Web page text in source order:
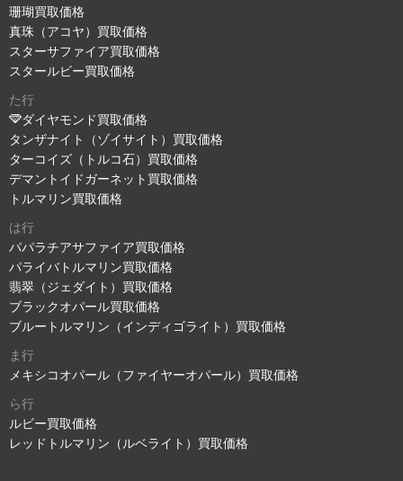
珊瑚買取価格
真珠（アコヤ）買取価格
スターサファイア買取価格
スタールビー買取価格
た行
ダイヤモンド買取価格
タンザナイト（ゾイサイト）買取価格
ターコイズ（トルコ石）買取価格
デマントイドガーネット買取価格
トルマリン買取価格
は行
パパラチアサファイア買取価格
パライバトルマリン買取価格
翡翠（ジェダイト）買取価格
ブラックオパール買取価格
ブルートルマリン（インディゴライト）買取価格
ま行
メキシコオパール（ファイヤーオパール）買取価格
ら行
ルビー買取価格
レッドトルマリン（ルベライト）買取価格